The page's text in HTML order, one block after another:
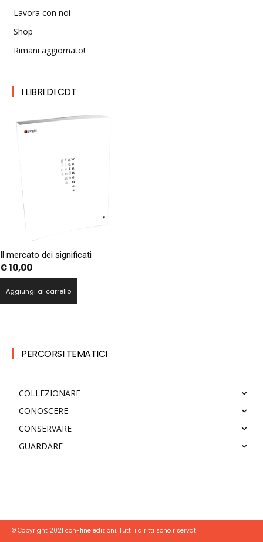
Lavora con noi
Shop
Rimani aggiornato!
I LIBRI DI CDT
Il mercato dei significati
€10,00
Aggiungi al carrello
PERCORSI TEMATICI
COLLEZIONARE
CONOSCERE
CONSERVARE
GUARDARE
© Copyright 2021 con-fine edizioni. Tutti i diritti sono riservati